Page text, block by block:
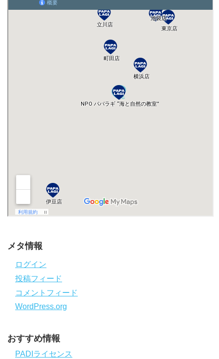
メタ情報
ログイン
投稿フィード
コメントフィード
WordPress.org
おすすめ情報
PADIライセンス